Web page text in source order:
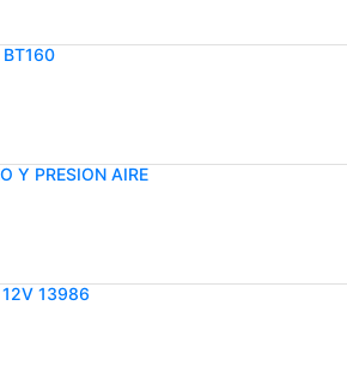
BT160
Y PRESION AIRE
12V 13986